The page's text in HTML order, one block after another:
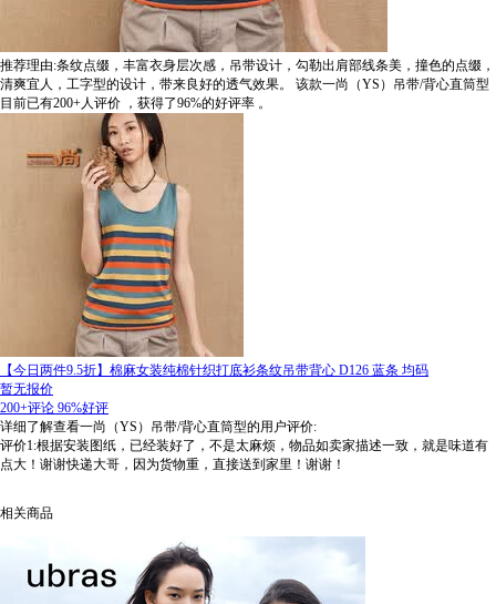
推荐理由:条纹点缀，丰富衣身层次感，吊带设计，勾勒出肩部线条美，撞色的点缀，
清爽宜人，工字型的设计，带来良好的透气效果。
该款一尚（YS）吊带/背心直筒型
目前已有200+人评价 ，获得了96%的好评率 。
【今日两件9.5折】棉麻女装纯棉针织打底衫条纹吊带背心 D126 蓝条 均码
暂无报价
200+评论 96%好评
详细了解查看一尚（YS）吊带/背心直筒型的用户评价:
评价1:根据安装图纸，已经装好了，不是太麻烦，物品如卖家描述一致，就是味道有
点大！谢谢快递大哥，因为货物重，直接送到家里！谢谢！
相关商品